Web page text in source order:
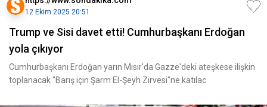
12 Ekim 2025 20:51
Trump ve Sisi davet etti! Cumhurbaşkanı Erdoğan
yola çıkıyor
Cumhurbaşkanı Erdoğan yarın Mısır'da Gazze'deki ateşkese ilişkin
toplanacak "Barış için Şarm El-Şeyh Zirvesi"ne katılac